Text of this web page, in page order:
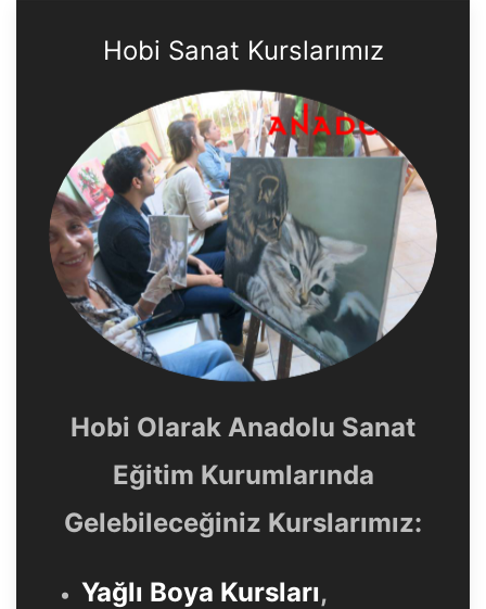
Hobi Sanat Kurslarımız
Hobi Olarak Anadolu Sanat
Eğitim Kurumlarında
Gelebileceğiniz Kurslarımız:
Yağlı Boya Kursları,